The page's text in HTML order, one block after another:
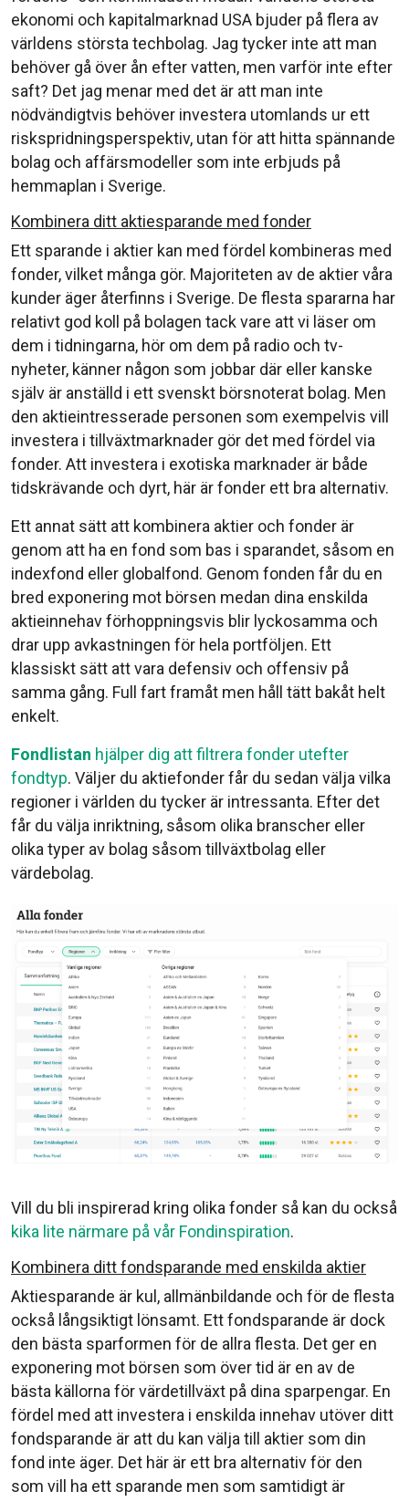
ekonomi och kapitalmarknad USA bjuder på flera av
världens största techbolag. Jag tycker inte att man
behöver gå över ån efter vatten, men varför inte efter
saft? Det jag menar med det är att man inte
nödvändigtvis behöver investera utomlands ur ett
riskspridningsperspektiv, utan för att hitta spännande
bolag och affärsmodeller som inte erbjuds på
hemmaplan i Sverige.
Kombinera ditt aktiesparande med fonder
Ett sparande i aktier kan med fördel kombineras med
fonder, vilket många gör. Majoriteten av de aktier våra
kunder äger återfinns i Sverige. De flesta spararna har
relativt god koll på bolagen tack vare att vi läser om
dem i tidningarna, hör om dem på radio och tv-
nyheter, känner någon som jobbar där eller kanske
själv är anställd i ett svenskt börsnoterat bolag. Men
den aktieintresserade personen som exempelvis vill
investera i tillväxtmarknader gör det med fördel via
fonder. Att investera i exotiska marknader är både
tidskrävande och dyrt, här är fonder ett bra alternativ.
Ett annat sätt att kombinera aktier och fonder är
genom att ha en fond som bas i sparandet, såsom en
indexfond eller globalfond. Genom fonden får du en
bred exponering mot börsen medan dina enskilda
aktieinnehav förhoppningsvis blir lyckosamma och
drar upp avkastningen för hela portföljen. Ett
klassiskt sätt att vara defensiv och offensiv på
samma gång. Full fart framåt men håll tätt bakåt helt
enkelt.
Fondlistan hjälper dig att filtrera fonder utefter
fondtyp. Väljer du aktiefonder får du sedan välja vilka
regioner i världen du tycker är intressanta. Efter det
får du välja inriktning, såsom olika branscher eller
olika typer av bolag såsom tillväxtbolag eller
värdebolag.
Vill du bli inspirerad kring olika fonder så kan du också
kika lite närmare på vår Fondinspiration.
Kombinera ditt fondsparande med enskilda aktier
Aktiesparande är kul, allmänbildande och för de flesta
också långsiktigt lönsamt. Ett fondsparande är dock
den bästa sparformen för de allra flesta. Det ger en
exponering mot börsen som över tid är en av de
bästa källorna för värdetillväxt på dina sparpengar. En
fördel med att investera i enskilda innehav utöver ditt
fondsparande är att du kan välja till aktier som din
fond inte äger. Det här är ett bra alternativ för den
som vill ha ett sparande men som samtidigt är